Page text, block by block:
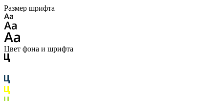
Размер шрифта
Цвет фона и шрифта